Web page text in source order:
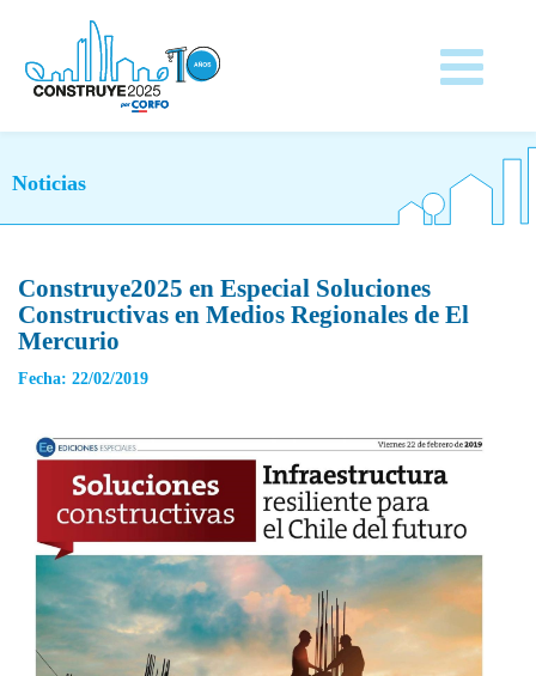
Noticias
Construye2025 en Especial Soluciones
Constructivas en Medios Regionales de El
Mercurio
Fecha: 22/02/2019